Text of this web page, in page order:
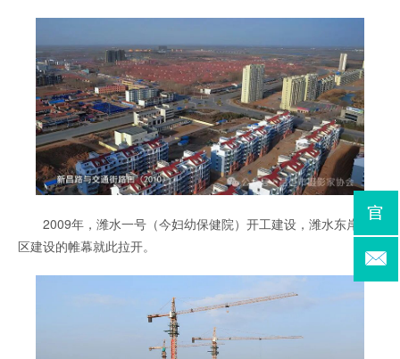
2009年，潍水一号（今妇幼保健院）开工建设，潍水东岸新
区建设的帷幕就此拉开。